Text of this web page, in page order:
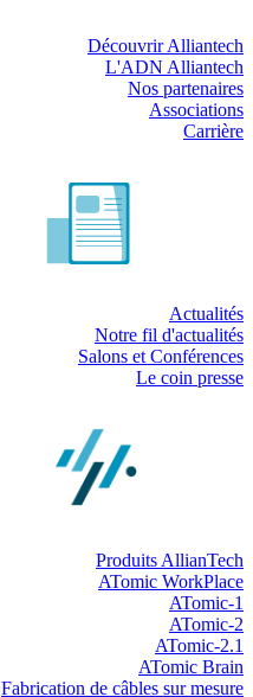
Découvrir Alliantech
L'ADN Alliantech
Nos partenaires
Associations
Carrière
Actualités
Notre fil d'actualités
Salons et Conférences
Le coin presse
Produits AllianTech
ATomic WorkPlace
ATomic-1
ATomic-2
ATomic-2.1
ATomic Brain
Fabrication de câbles sur mesure